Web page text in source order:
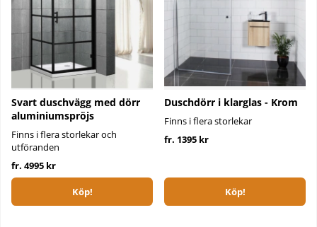
Svart duschvägg med dörr
aluminiumspröjs
Finns i flera storlekar och
utföranden
fr. 4995 kr
Köp!
Duschdörr i klarglas - Krom
Finns i flera storlekar
fr. 1395 kr
Köp!